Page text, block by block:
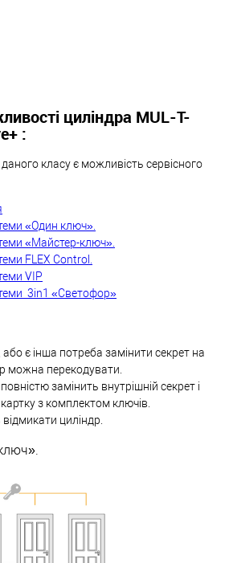
циліндра MUL-T-
:
класу є можливість сервісного
«Один ключ».
«Майстер-ключ».
FLEX Control.
VIP
3in1 «Светофор»
є інша потреба замінити секрет на
можна перекодувати.
замінить внутрішній секрет і
з комплектом ключів.
циліндр.